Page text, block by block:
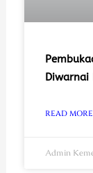
Diwarnai
READ
Admin